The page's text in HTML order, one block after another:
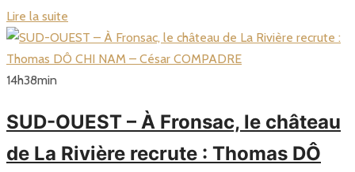
Lire la suite
14h38min
SUD-OUEST – À Fronsac, le château
de La Rivière recrute : Thomas DÔ